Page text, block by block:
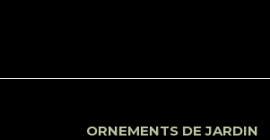
ORNEMENTS DE JARDIN